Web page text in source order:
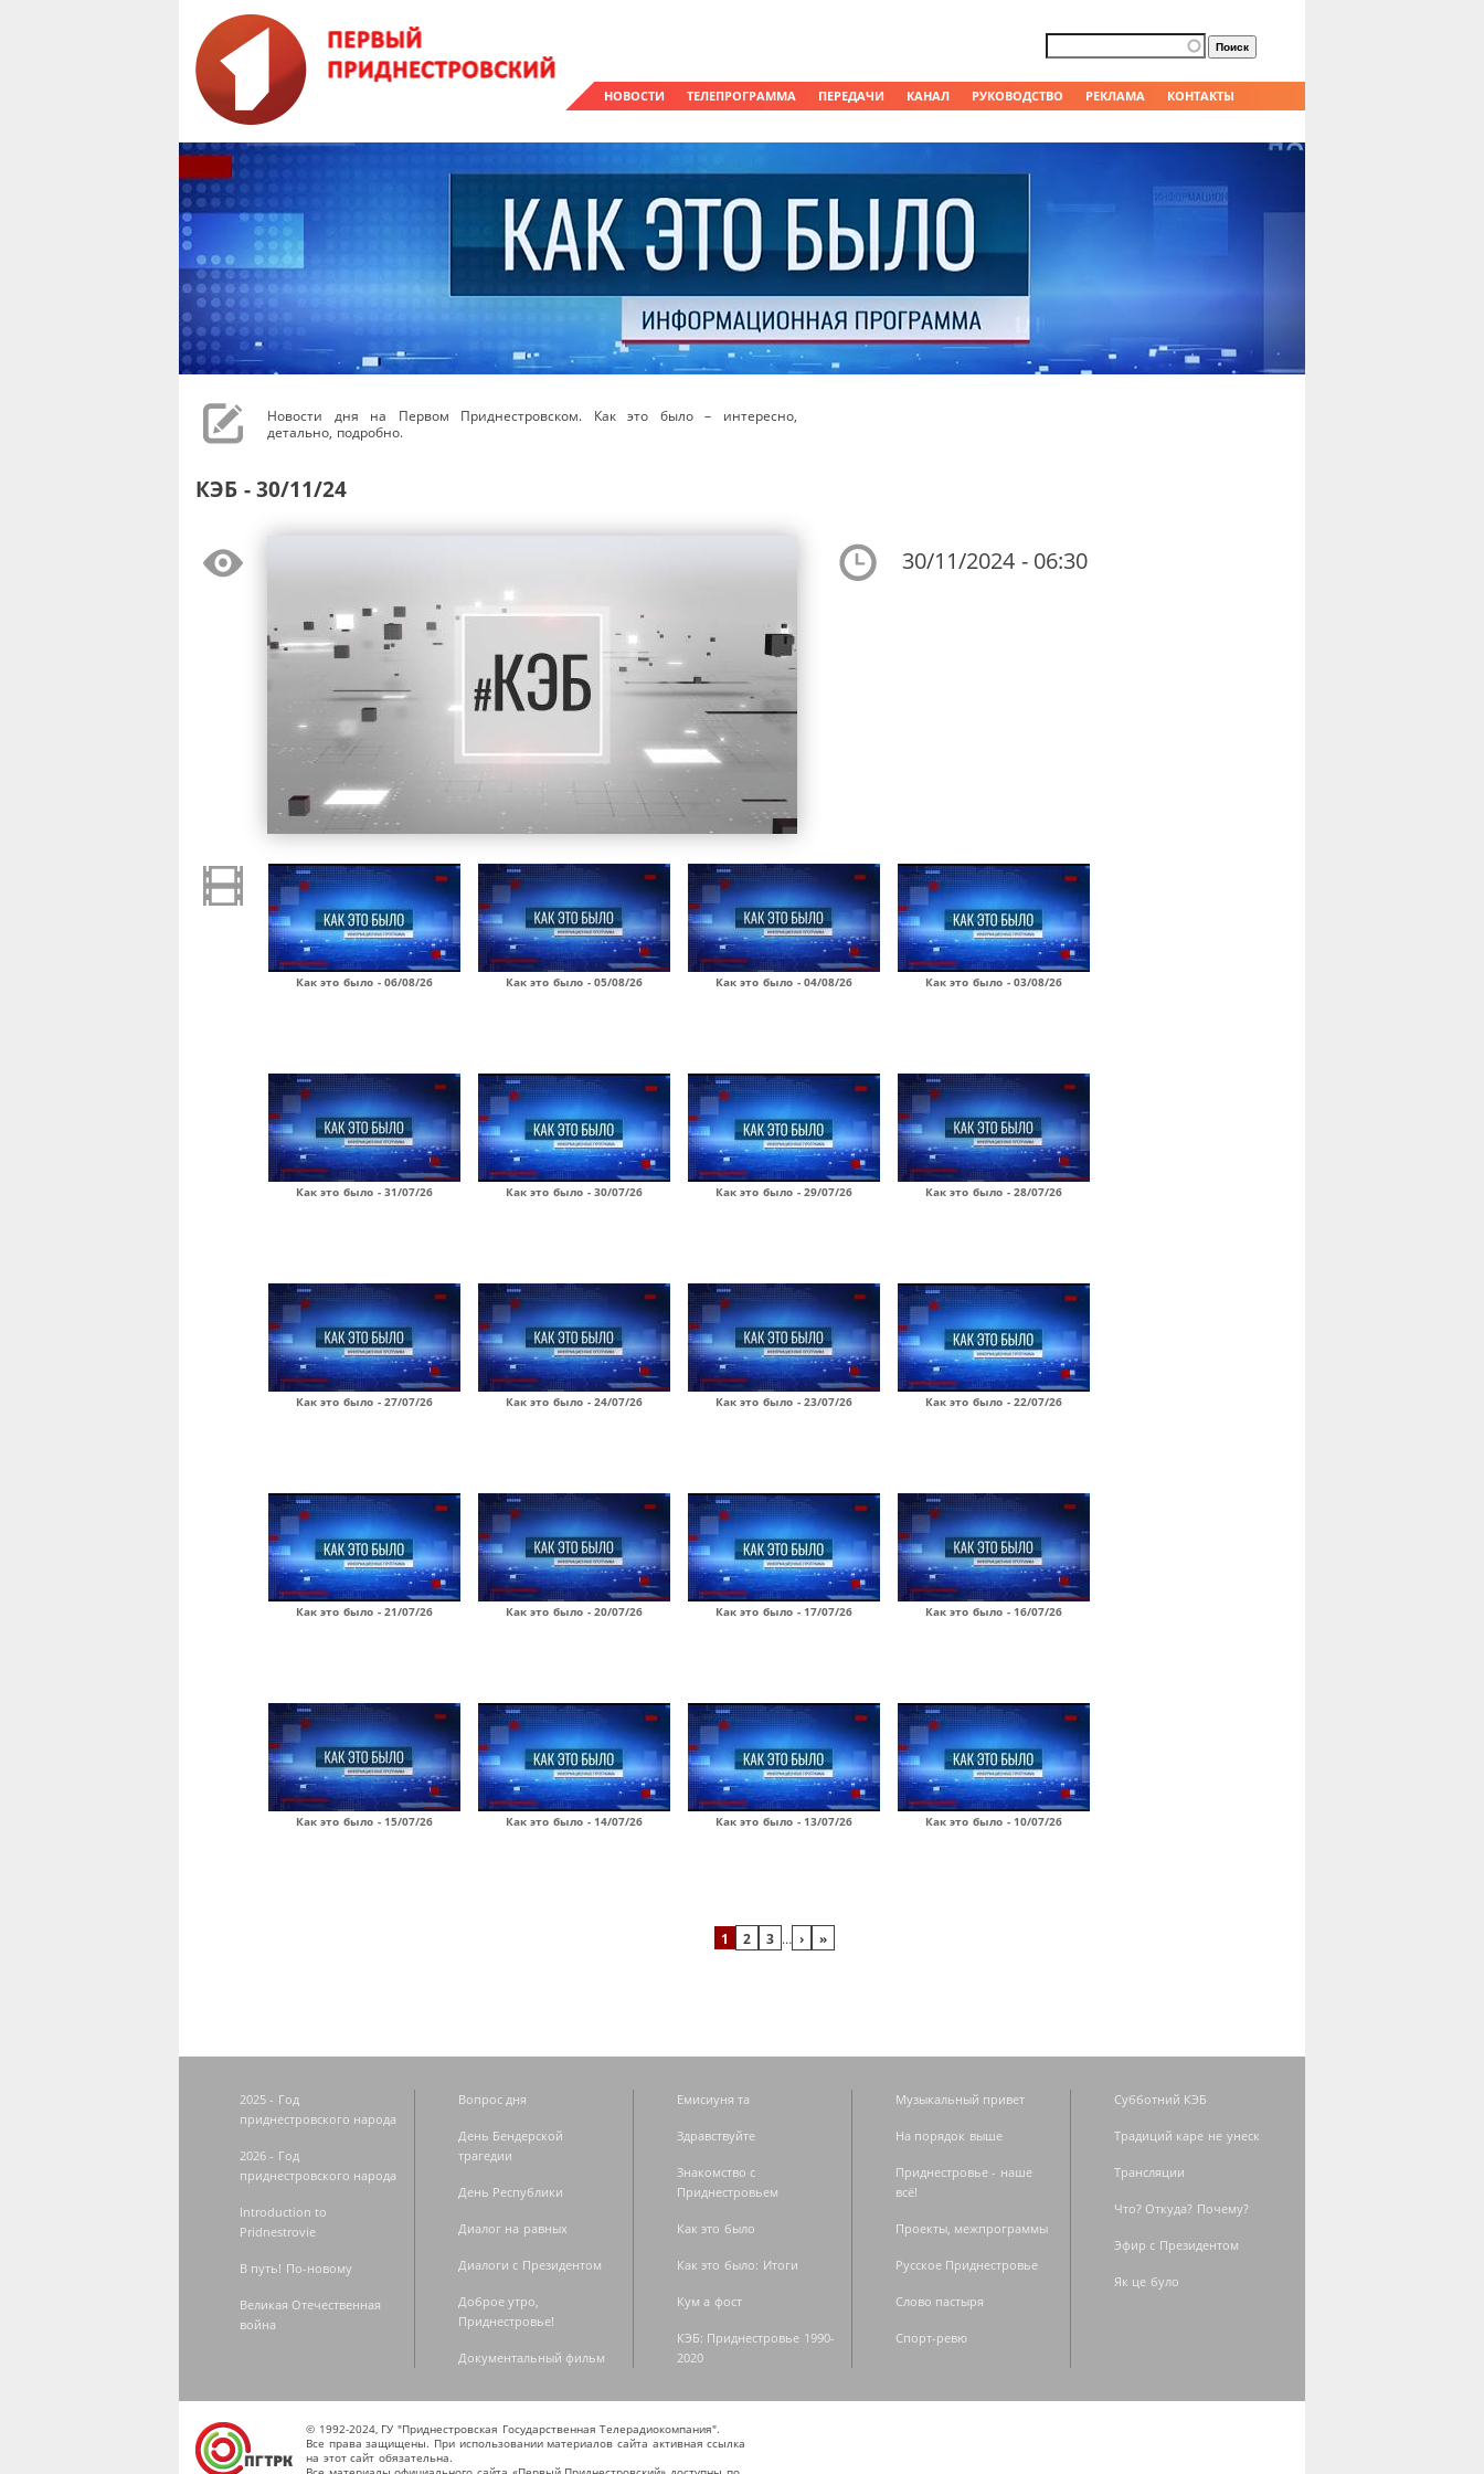
НОВОСТИ ТЕЛЕПРОГРАММА ПЕРЕДАЧИ КАНАЛ РУКОВОДСТВО РЕКЛАМА КОНТАКТЫ
Форма поиска
Поиск
Новости дня на Первом Приднестровском. Как это было – интересно,
детально, подробно.
КЭБ - 30/11/24
30/11/2024 - 06:30
Как это было - 06/08/26 Как это было - 05/08/26 Как это было - 04/08/26 Как это было - 03/08/26
Как это было - 31/07/26 Как это было - 30/07/26 Как это было - 29/07/26 Как это было - 28/07/26
Как это было - 27/07/26 Как это было - 24/07/26 Как это было - 23/07/26 Как это было - 22/07/26
Как это было - 21/07/26 Как это было - 20/07/26 Как это было - 17/07/26 Как это было - 16/07/26
Как это было - 15/07/26 Как это было - 14/07/26 Как это было - 13/07/26 Как это было - 10/07/26
1 2 3 … › »
2025 - Год
приднестровского народа
2026 - Год
приднестровского народа
Introduction to
Pridnestrovie
В путь! По-новому
Великая Отечественная
война
Вопрос дня
День Бендерской
трагедии
День Республики
Диалог на равных
Диалоги с Президентом
Доброе утро,
Приднестровье!
Документальный фильм
Емисиуня та
Здравствуйте
Знакомство с
Приднестровьем
Как это было
Как это было: Итоги
Кум а фост
КЭБ: Приднестровье 1990-
2020
Музыкальный привет
На порядок выше
Приднестровье - наше
всё!
Проекты, межпрограммы
Русское Приднестровье
Слово пастыря
Спорт-ревю
Субботний КЭБ
Традиций каре не унеск
Трансляции
Что? Откуда? Почему?
Эфир с Президентом
Як це було
© 1992-2024, ГУ "Приднестровская Государственная Телерадиокомпания".
Все права защищены. При использовании материалов сайта активная ссылка
на этот сайт обязательна.